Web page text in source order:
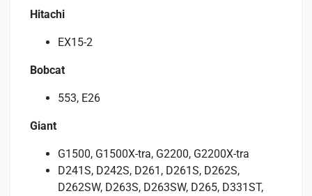
Hitachi
EX15-2
Bobcat
553, E26
Giant
G1500, G1500X-tra, G2200, G2200X-tra
D241S, D242S, D261, D261S, D262S,
D262SW, D263S, D263SW, D265, D331ST,